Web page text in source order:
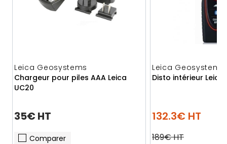
Leica Geosystems
Chargeur pour piles AAA Leica
UC20
35€ HT
Comparer
Leica Geosystems
Disto intérieur Leica
132.3€ HT
189€ HT